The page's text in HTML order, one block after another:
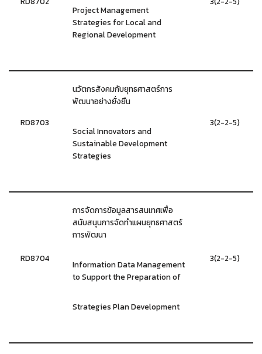
Project Management
Strategies for Local and
Regional Development
RD8703
นวัตกรสังคมกับยุทธศาสตร์การ
พัฒนาอย่างยั่งยืน
Social Innovators and
Sustainable Development
Strategies
3(2-2-5)
RD8704
การจัดการข้อมูลสารสนเทศเพื่อ
สนับสนุนการจัดทำแผนยุทธศาสตร์
การพัฒนา
Information Data Management
to Support the Preparation of
Strategies Plan Development
3(2-2-5)